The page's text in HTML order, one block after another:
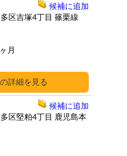
詳細
多区吉塚4丁目 篠栗線
ヶ月
候補に追加
多区堅粕4丁目
鹿児島本
候補に追加